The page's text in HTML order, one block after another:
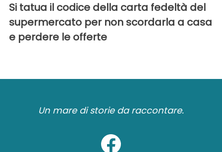
Si tatua il codice della carta fedeltà del
supermercato per non scordarla a casa
e perdere le offerte
Un mare di storie da raccontare.